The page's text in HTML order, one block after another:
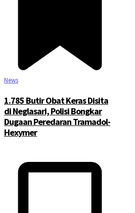
News
1.785 Butir Obat Keras Disita
di Neglasari, Polisi Bongkar
Dugaan Peredaran Tramadol-
Hexymer